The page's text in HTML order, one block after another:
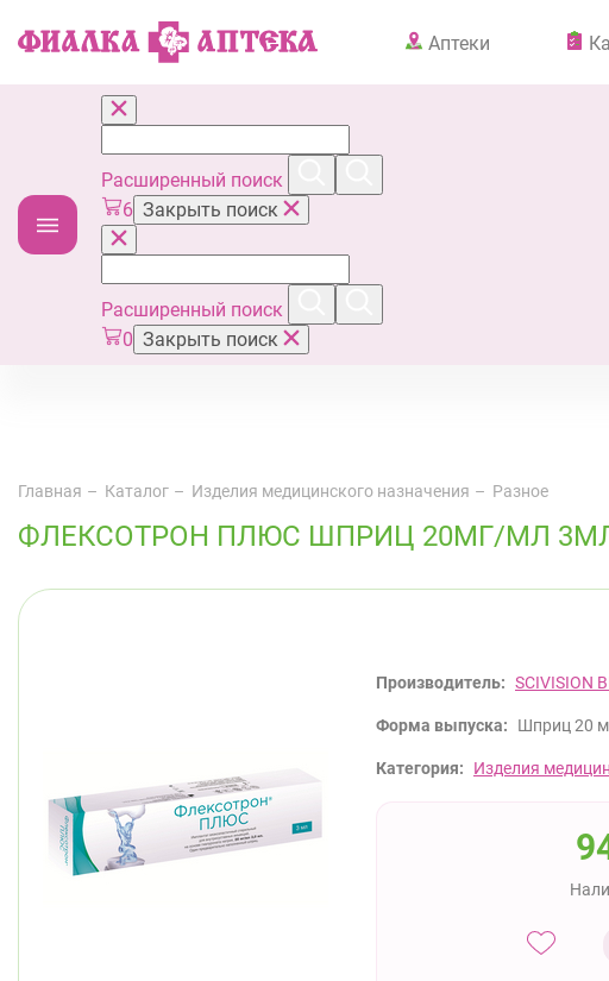
Аптеки
Расширенный поиск
6 Закрыть поиск
Расширенный поиск
0 Закрыть поиск
Главная Каталог Изделия медицинского назначения Разное
ФЛЕКСОТРОН ПЛЮС ШПРИЦ 20МГ/МЛ
Производитель: SCIVISION
Форма выпуска: Шприц 20
Категория: Изделия